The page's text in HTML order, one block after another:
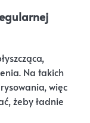
Na takich
więc
żeby ładnie